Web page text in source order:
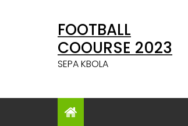
FOOTBALL
COOURSE 2023
SEPA KBOLA